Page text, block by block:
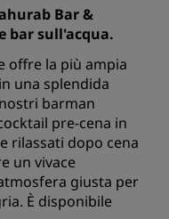
Bar &
bar sull'acqua.
offre la più ampia
una splendida
barman
pre-cena in
rilassati dopo cena
un vivace
giusta per
È disponibile